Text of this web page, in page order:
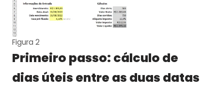
Figura 2
Primeiro passo: cálculo de
dias úteis entre as duas datas